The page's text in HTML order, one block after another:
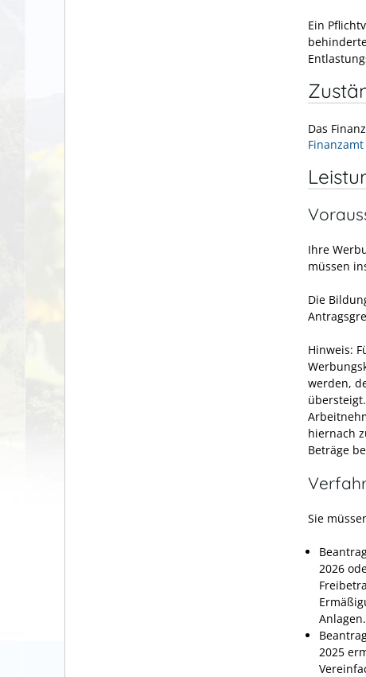
Ein
Das
Ihre
müssen
Die
Hinweis:
werden,
hiernach
Beträge
Sie
2026
Anlagen.
2025